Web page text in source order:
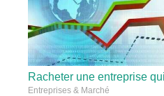
Racheter une entreprise
Entreprises & Marché